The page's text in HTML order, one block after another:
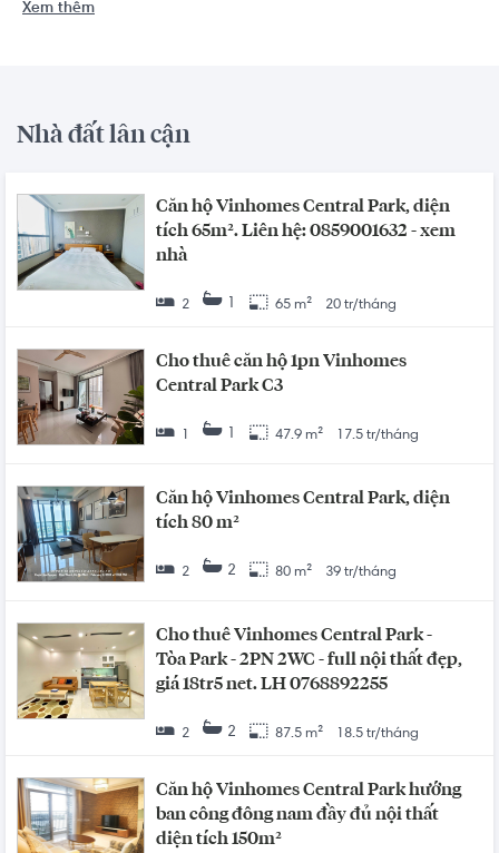
Xem thêm
Nhà đất lân cận
Căn hộ Vinhomes Central Park, diện
tích 65m². Liên hệ: 0859001632 - xem
nhà
2 1 65 m² 20 tr/tháng
Cho thuê căn hộ 1pn Vinhomes
Central Park C3
1 47.9 m² 17.5 tr/tháng
Căn hộ Vinhomes Central Park, diện
tích 80 m²
2 2 80 m² 39 tr/tháng
Cho thuê Vinhomes Central Park -
Tòa Park - 2PN 2WC - full nội thất đẹp,
giá 18tr5 net. LH 0768892255
2 2 87.5 m² 18.5 tr/tháng
Căn hộ Vinhomes Central Park hướng
ban công đông nam đầy đủ nội thất
diện tích 150m²